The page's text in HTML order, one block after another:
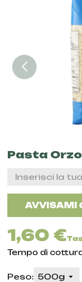
Pasta Orzo
AVVISAMI
1,60 €
Tempo di
Peso: